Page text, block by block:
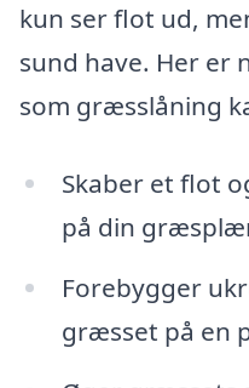
kun ser flot ud,
sund have. Her er
som græsslåning
Skaber et flot
på din
Forebygger
græsset på en